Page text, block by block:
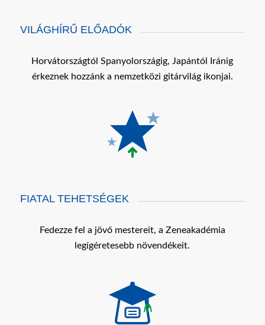
VILÁGHÍRŰ ELŐADÓK
Horvátországtól Spanyolországig, Japántól Iránig
érkeznek hozzánk a nemzetközi gitárvilág ikonjai.
FIATAL TEHETSÉGEK
Fedezze fel a jövő mestereit, a Zeneakadémia
legígéretesebb növendékeit.